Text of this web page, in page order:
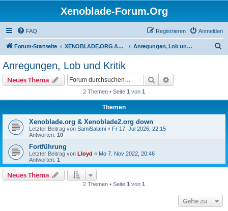
Xenoblade-Forum.Org
FAQ Anmelden
Registrieren
Forum-Startseite XENOBLADE.ORG ALLGEMEIN Anregungen, Lob und Kritik
Anregungen, Lob und Kritik
Neues Thema Suche
2 Themen • Seite 1 von 1
Themen
Xenoblade.org & Xenoblade2.org down
Letzter Beitrag von SamiSalami « Fr 17. Jul 2026, 22:15
Antworten: 10
Fortführung
Letzter Beitrag von Lloyd « Mo 7. Nov 2022, 20:46
Antworten: 1
Neues Thema
2 Themen • Seite 1 von 1
Gehe zu